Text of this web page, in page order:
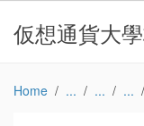
仮想通貨大
Home